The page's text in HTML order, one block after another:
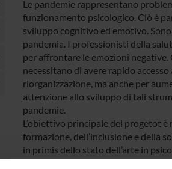
Le pandemie rappresentano
funzionamento psicologico. Ciò è
sviluppo cognitivo ed emotivo.
pandemia. I professionisti della
per affrontare le emozioni negative.
necessitano di avere rapido
riorganizzazione, ma anche per
attenzione allo sviluppo di tali
pandemie.
L’obiettivo principale del progetot
formazione, dell’inclusione e della
in primis dello stato dell’arte in
da Covid-19. Mira ad aumentare in